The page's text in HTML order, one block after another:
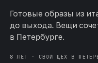
Готовые образы из
до выхода. Вещи
в Петербурге.
8 ЛЕТ · СВОЙ ЦЕХ В